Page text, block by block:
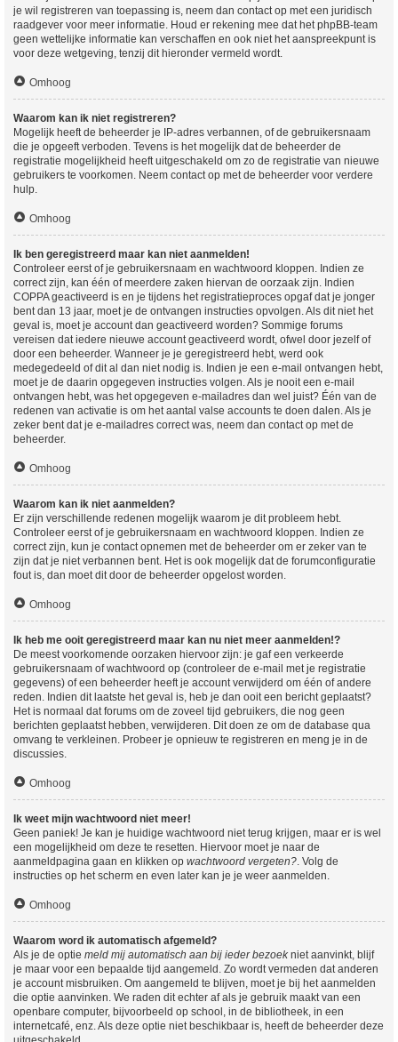
je wil registreren van toepassing is, neem dan contact op met een juridisch
raadgever voor meer informatie. Houd er rekening mee dat het phpBB-team
geen wettelijke informatie kan verschaffen en ook niet het aanspreekpunt is
voor deze wetgeving, tenzij dit hieronder vermeld wordt.
Omhoog
Waarom kan ik niet registreren?
Mogelijk heeft de beheerder je IP-adres verbannen, of de gebruikersnaam
die je opgeeft verboden. Tevens is het mogelijk dat de beheerder de
registratie mogelijkheid heeft uitgeschakeld om zo de registratie van nieuwe
gebruikers te voorkomen. Neem contact op met de beheerder voor verdere
hulp.
Omhoog
Ik ben geregistreerd maar kan niet aanmelden!
Controleer eerst of je gebruikersnaam en wachtwoord kloppen. Indien ze
correct zijn, kan één of meerdere zaken hiervan de oorzaak zijn. Indien
COPPA geactiveerd is en je tijdens het registratieproces opgaf dat je jonger
bent dan 13 jaar, moet je de ontvangen instructies opvolgen. Als dit niet het
geval is, moet je account dan geactiveerd worden? Sommige forums
vereisen dat iedere nieuwe account geactiveerd wordt, ofwel door jezelf of
door een beheerder. Wanneer je je geregistreerd hebt, werd ook
medegedeeld of dit al dan niet nodig is. Indien je een e-mail ontvangen hebt,
moet je de daarin opgegeven instructies volgen. Als je nooit een e-mail
ontvangen hebt, was het opgegeven e-mailadres dan wel juist? Één van de
redenen van activatie is om het aantal valse accounts te doen dalen. Als je
zeker bent dat je e-mailadres correct was, neem dan contact op met de
beheerder.
Omhoog
Waarom kan ik niet aanmelden?
Er zijn verschillende redenen mogelijk waarom je dit probleem hebt.
Controleer eerst of je gebruikersnaam en wachtwoord kloppen. Indien ze
correct zijn, kun je contact opnemen met de beheerder om er zeker van te
zijn dat je niet verbannen bent. Het is ook mogelijk dat de forumconfiguratie
fout is, dan moet dit door de beheerder opgelost worden.
Omhoog
Ik heb me ooit geregistreerd maar kan nu niet meer aanmelden!?
De meest voorkomende oorzaken hiervoor zijn: je gaf een verkeerde
gebruikersnaam of wachtwoord op (controleer de e-mail met je registratie
gegevens) of een beheerder heeft je account verwijderd om één of andere
reden. Indien dit laatste het geval is, heb je dan ooit een bericht geplaatst?
Het is normaal dat forums om de zoveel tijd gebruikers, die nog geen
berichten geplaatst hebben, verwijderen. Dit doen ze om de database qua
omvang te verkleinen. Probeer je opnieuw te registreren en meng je in de
discussies.
Omhoog
Ik weet mijn wachtwoord niet meer!
Geen paniek! Je kan je huidige wachtwoord niet terug krijgen, maar er is wel
een mogelijkheid om deze te resetten. Hiervoor moet je naar de
aanmeldpagina gaan en klikken op wachtwoord vergeten?. Volg de
instructies op het scherm en even later kan je je weer aanmelden.
Omhoog
Waarom word ik automatisch afgemeld?
Als je de optie meld mij automatisch aan bij ieder bezoekniet aanvinkt, blijf
je maar voor een bepaalde tijd aangemeld. Zo wordt vermeden dat anderen
je account misbruiken. Om aangemeld te blijven, moet je bij het aanmelden
die optie aanvinken. We raden dit echter af als je gebruik maakt van een
openbare computer, bijvoorbeeld op school, in de bibliotheek, in een
internetcafé, enz. Als deze optie niet beschikbaar is, heeft de beheerder deze